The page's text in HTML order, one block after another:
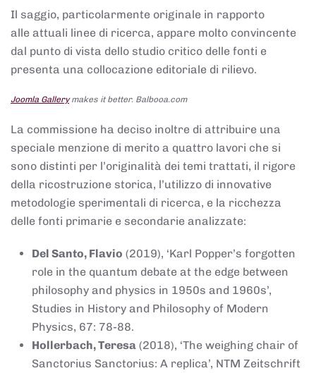
Il saggio, particolarmente originale in rapporto
alle attuali linee di ricerca, appare molto convincente
dal punto di vista dello studio critico delle fonti e
presenta una collocazione editoriale di rilievo.
Joomla Gallerymakes it better. Balbooa.com
La commissione ha deciso inoltre di attribuire una
speciale menzione di merito a quattro lavori che si
sono distinti per l’originalità dei temi trattati, il rigore
della ricostruzione storica, l’utilizzo di innovative
metodologie sperimentali di ricerca, e la ricchezza
delle fonti primarie e secondarie analizzate:
Del Santo, Flavio (2019), ‘Karl Popper’s forgotten
role in the quantum debate at the edge between
philosophy and physics in 1950s and 1960s’,
Studies in History and Philosophy of Modern
Physics, 67: 78-88.
Hollerbach, Teresa (2018), ‘The weighing chair of
Sanctorius Sanctorius: A replica’, NTM Zeitschrift